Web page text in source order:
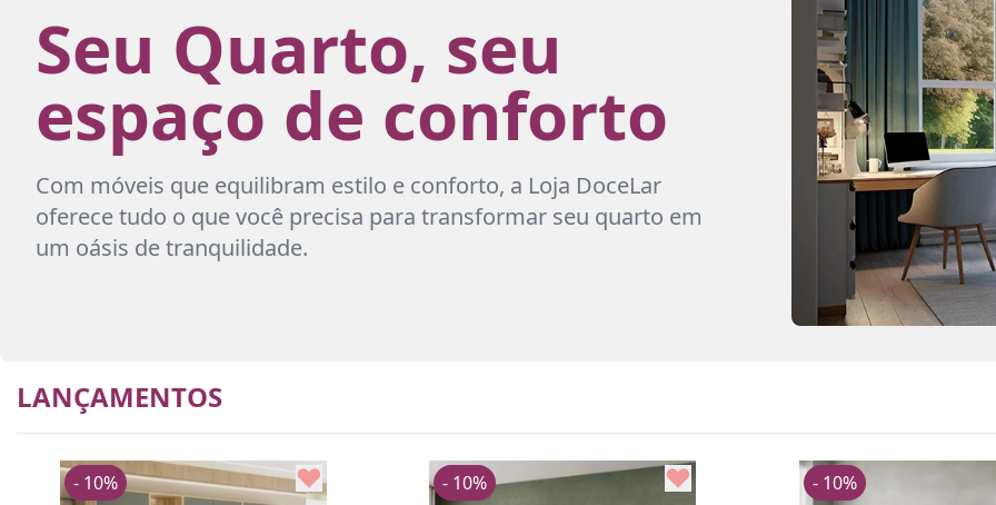
Seu Quarto, seu
espaço de conforto
Com móveis que equilibram estilo e conforto, a Loja DoceLar
oferece tudo o que você precisa para transformar seu quarto em
um oásis de tranquilidade.
LANÇAMENTOS
- 10% - 10% - 10%